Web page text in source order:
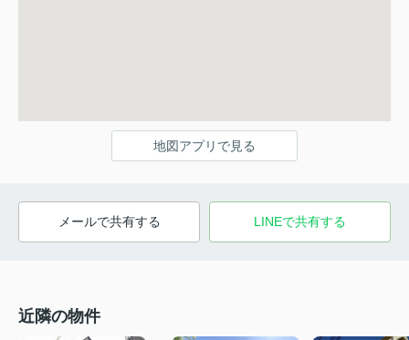
地図アプリで見る
メールで共有する LINEで共有する
近隣の物件